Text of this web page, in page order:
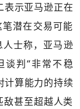
表示亚马逊正在
潜在交易可能
士称，亚马逊
谈判“非常不稳
计算能力的持续
甚至超越人类